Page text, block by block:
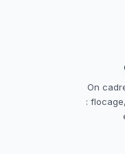
On
: